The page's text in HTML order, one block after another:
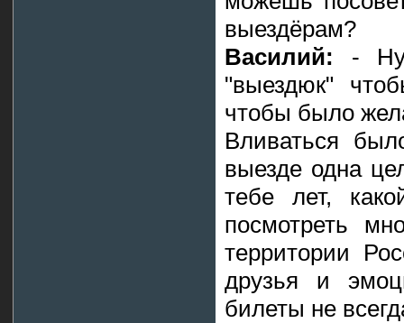
выездёрам?
Василий: - Ну
"выездюк"
чтобы было
Вливаться
выезде одна
тебе лет,
посмотреть
территории
друзья и
билеты не